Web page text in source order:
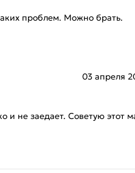
проблем. Можно брать.
03 апреля
и не заедает. Советую этот